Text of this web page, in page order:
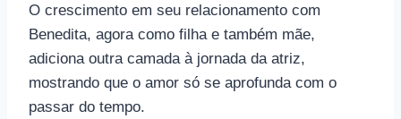
O crescimento em seu relacionamento com
Benedita, agora como filha e também mãe,
adiciona outra camada à jornada da atriz,
mostrando que o amor só se aprofunda com o
passar do tempo.